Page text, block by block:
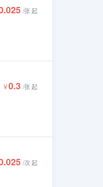
/张起
￥0.3 /张起
/次 起